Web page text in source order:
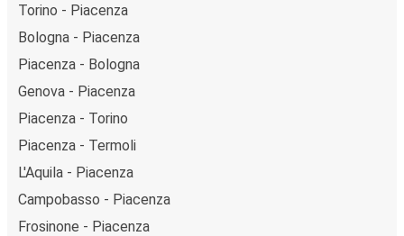
Torino - Piacenza
Bologna - Piacenza
Piacenza - Bologna
Genova - Piacenza
Piacenza - Torino
Piacenza - Termoli
L'Aquila - Piacenza
Campobasso - Piacenza
Frosinone - Piacenza